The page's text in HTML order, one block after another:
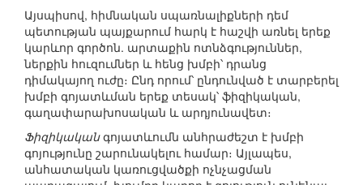
Այսպիսով, հիմնական սպառնալիքների դեմ
պետության պայքարում հարկ է հաշվի առնել երեք
կարևոր գործոն. արտաքին ոտնձգություններ,
ներքին հուզումներ և հենց խմբի՝ դրանց
դիմակայող ուժը։ Ընդ որում՝ ընդունված է տարբերել
խմբի գոյատևման երեք տեսակ՝ ֆիզիկական,
գաղափարախոսական և արդյունավետ։
Ֆիզիկականգոյատևումն անհրաժեշտ է խմբի
գոյությունը շարունակելու համար։ Այլապես,
անհատական կառուցվածքի ոչնչացման